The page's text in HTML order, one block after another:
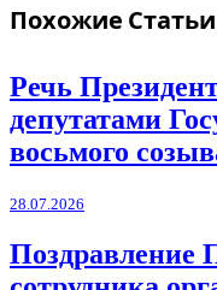
Похожие Статьи
Речь
депутатами
восьмого
28.07.2026
Поздравление